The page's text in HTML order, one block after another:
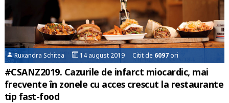
Ruxandra Schitea 14 august 2019 Citit de 6097ori
#CSANZ2019. Cazurile de infarct miocardic, mai
frecvente în zonele cu acces crescut la restaurante
tip fast-food